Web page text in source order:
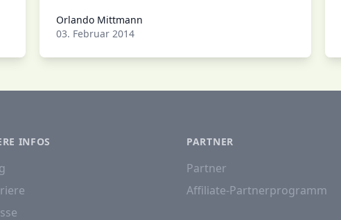
Orlando Mittmann
Orlando Mittmann
03. Februar 2014
INFOS PARTNER
Partner
Affiliate-Partnerprogramm